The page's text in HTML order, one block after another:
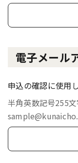
電子メール
申込の確認に使用
半角英数記号255文